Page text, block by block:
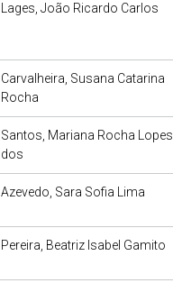
Lages, João Ricardo Carlos
Carvalheira, Susana Catarina
Rocha
Santos, Mariana Rocha Lopes
dos
Azevedo, Sara Sofia Lima
Pereira, Beatriz Isabel Gamito